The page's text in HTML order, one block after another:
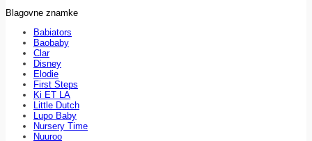
Blagovne znamke
Babiators
Baobaby
Clar
Disney
Elodie
First Steps
Ki ET LA
Little Dutch
Lupo Baby
Nursery Time
Nuuroo